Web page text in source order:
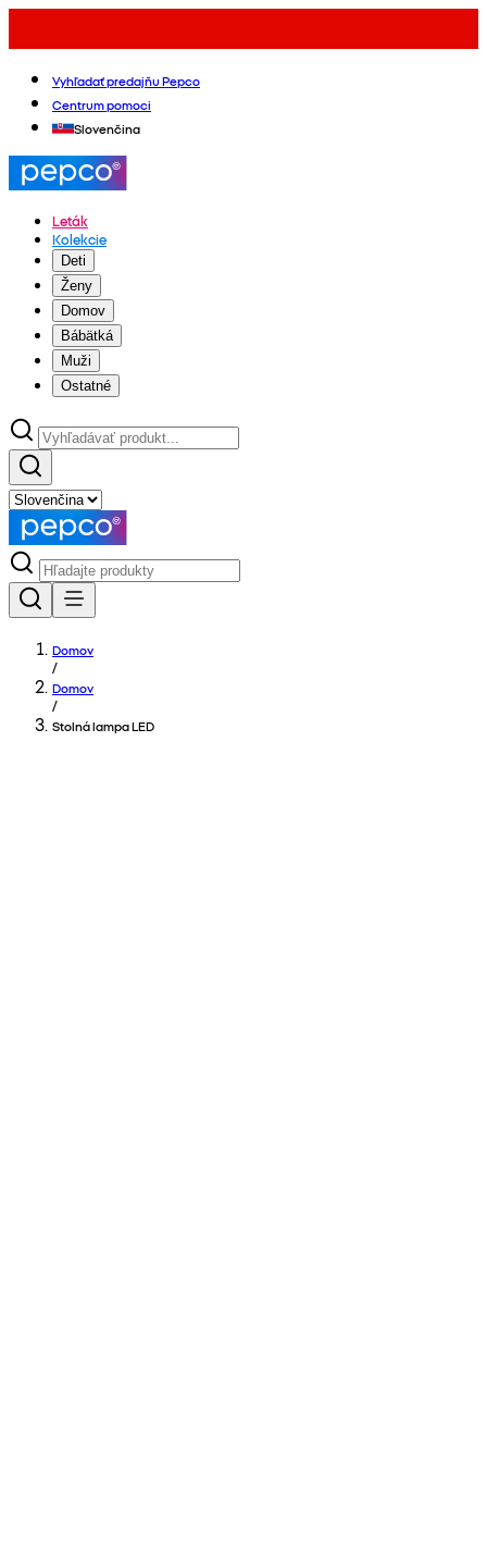
Vyhľadať predajňu Pepco
Centrum pomoci
Slovenčina
Leták
Kolekcie
Deti
Ženy
Domov
Bábätká
Muži
Ostatné
Domov
/
Domov
/
Stolná lampa LED